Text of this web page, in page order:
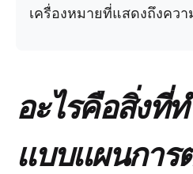
เครื่องหมายที่แสดงถึงควา
อะไรคือสิ่งที่
แบบแผนการ